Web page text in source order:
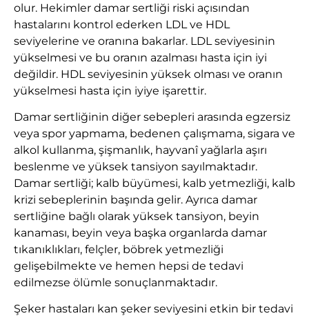
olur. Hekimler damar sertliği riski açısından
hastalarını kontrol ederken LDL ve HDL
seviyelerine ve oranına bakarlar. LDL seviyesinin
yükselmesi ve bu oranın azalması hasta için iyi
değildir. HDL seviyesinin yüksek olması ve oranın
yükselmesi hasta için iyiye işarettir.
Damar sertliğinin diğer sebepleri arasında egzersiz
veya spor yapmama, bedenen çalışmama, sigara ve
alkol kullanma, şişmanlık, hayvanî yağlarla aşırı
beslenme ve yüksek tansiyon sayılmaktadır.
Damar sertliği; kalb büyümesi, kalb yetmezliği, kalb
krizi sebeplerinin başında gelir. Ayrıca damar
sertliğine bağlı olarak yüksek tansiyon, beyin
kanaması, beyin veya başka organlarda damar
tıkanıklıkları, felçler, böbrek yetmezliği
gelişebilmekte ve hemen hepsi de tedavi
edilmezse ölümle sonuçlanmaktadır.
Şeker hastaları kan şeker seviyesini etkin bir tedavi